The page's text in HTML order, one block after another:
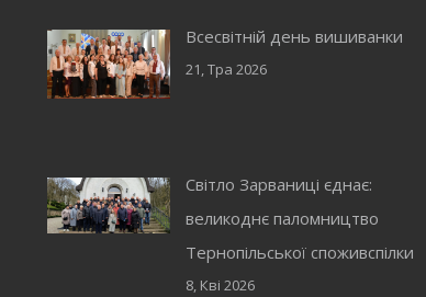
Всесвітній день вишиванки
21, Тра 2026
Світло Зарваниці єднає:
великоднє паломництво
Тернопільської споживспілки
8, Кві 2026